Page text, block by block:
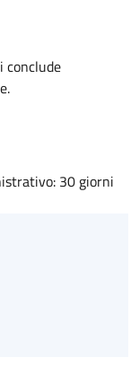
conclude
30 giorni